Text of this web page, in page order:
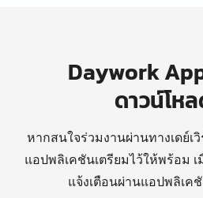
Daywork
ดาวน์โห
หากสนใจร่วมงานผ่านทางเดย์เ
แอปพลิเคชันเตรียมไว้ให้พร้อม
แจ้งเตือนผ่านแอปพลิเ